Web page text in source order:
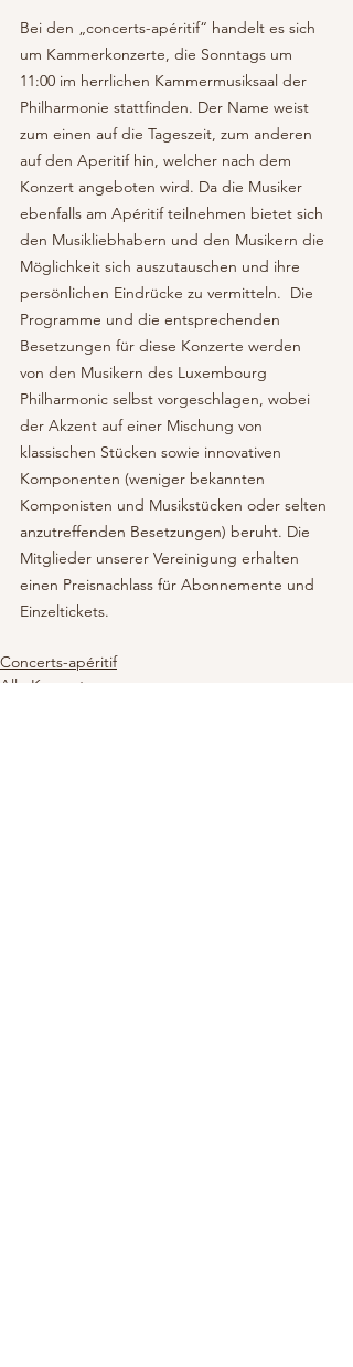
Bei den „concerts-apéritif“ handelt es sich
um Kammerkonzerte, die Sonntags um
11:00 im herrlichen Kammermusiksaal der
Philharmonie stattfinden. Der Name weist
zum einen auf die Tageszeit, zum anderen
auf den Aperitif hin, welcher nach dem
Konzert angeboten wird. Da die Musiker
ebenfalls am Apéritif teilnehmen bietet sich
den Musikliebhabern und den Musikern die
Möglichkeit sich auszutauschen und ihre
persönlichen Eindrücke zu vermitteln.  Die
Programme und die entsprechenden
Besetzungen für diese Konzerte werden
von den Musikern des Luxembourg
Philharmonic selbst vorgeschlagen, wobei
der Akzent auf einer Mischung von
klassischen Stücken sowie innovativen
Komponenten (weniger bekannten
Komponisten und Musikstücken oder selten
anzutreffenden Besetzungen) beruht. Die
Mitglieder unserer Vereinigung erhalten
einen Preisnachlass für Abonnemente und
Einzeltickets.
Concerts-apéritif
Alle Konzerte